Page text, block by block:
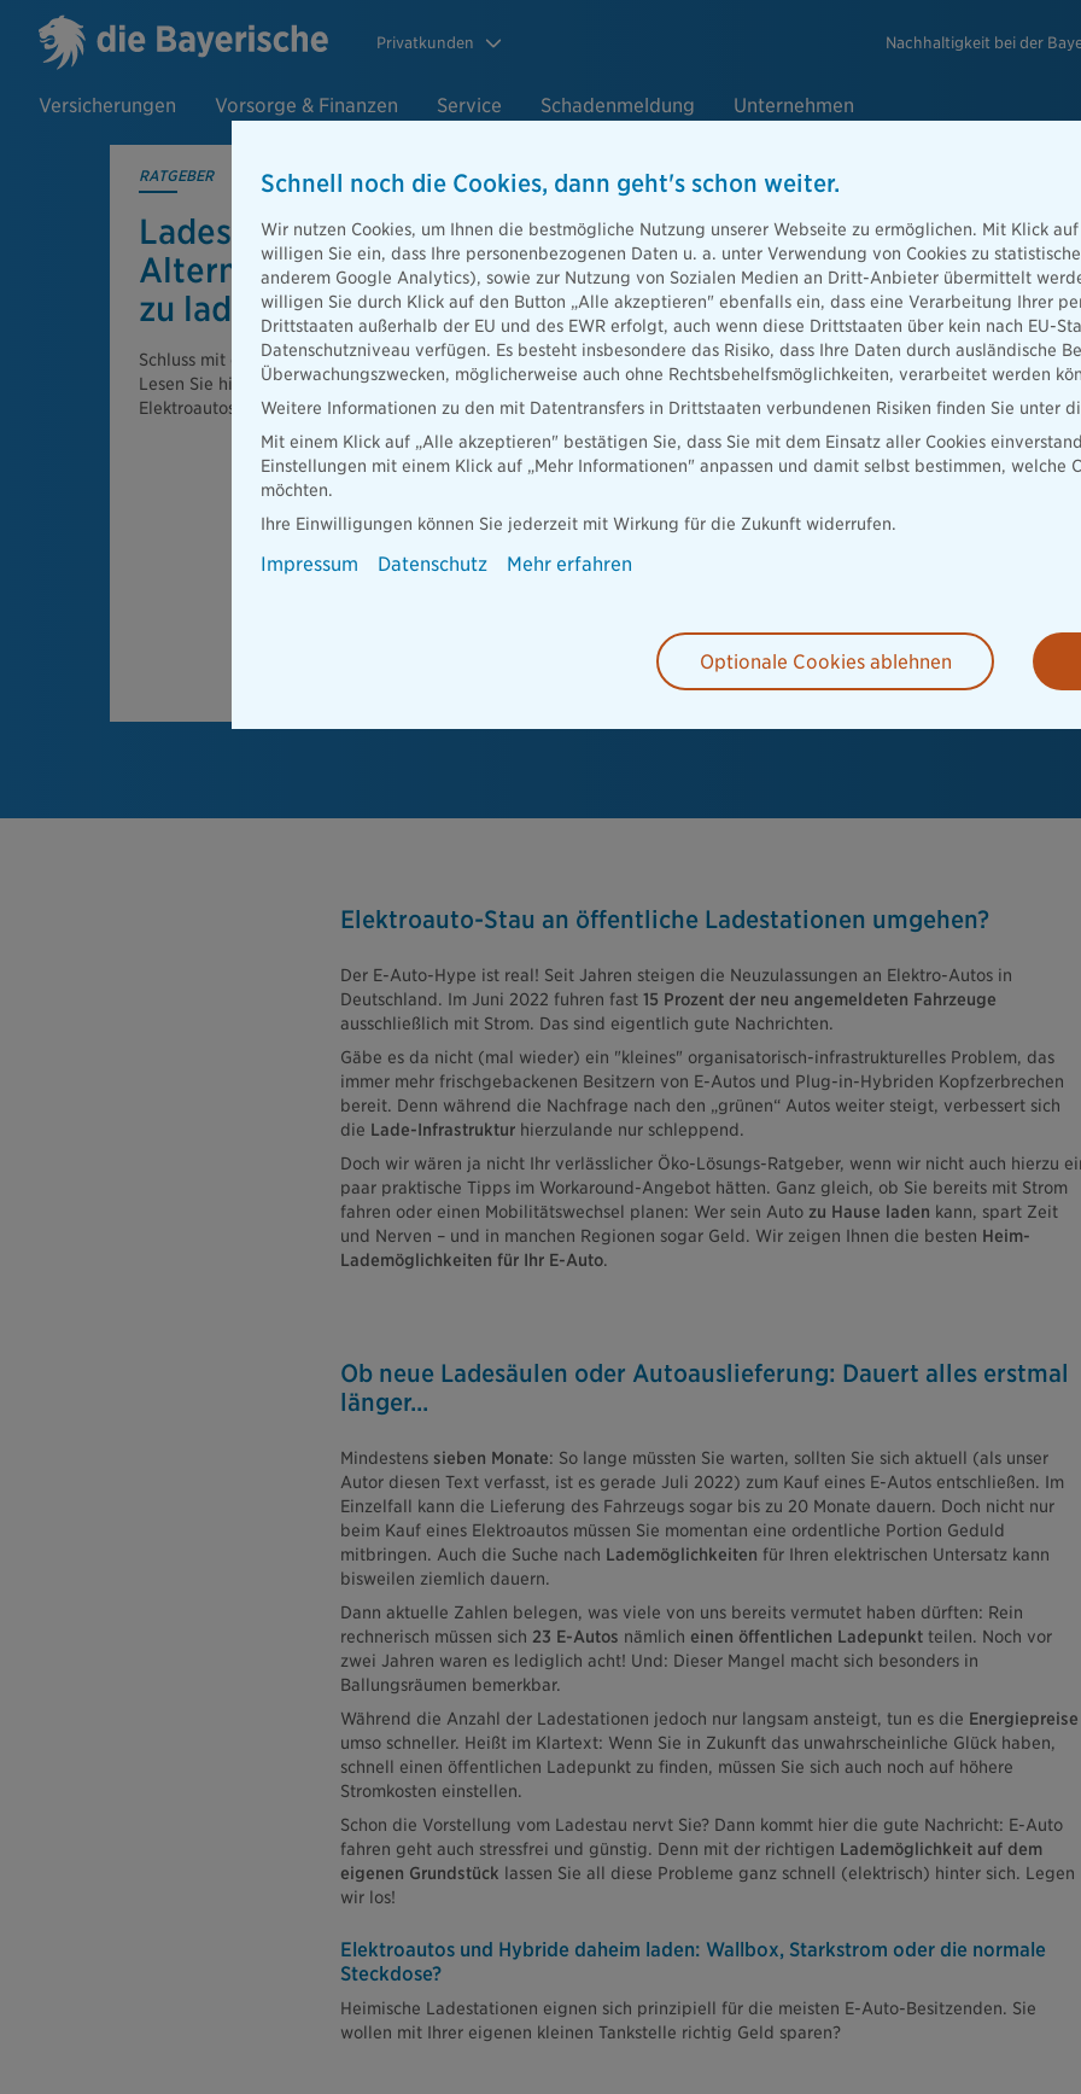
Privatkunden Nachhaltigkeit bei der
Versicherungen Vorsorge & Finanzen Service Schadenmeldung Unternehmen
RATGEBER
Ladestation besetzt?
Alternativen, um Elektroautos
zu laden!
Schluss mit ewigen Wartezeiten an öffentlichen Ladesäulen:
Lesen Sie hier, welche anderen Möglichkeiten es zum Laden des
Elektroautos gibt.
Elektroauto-Stau an öffentliche Ladestationen umgehen?
Der E-Auto-Hype ist real! Seit Jahren steigen die Neuzulassungen an Elektro-Autos in
Deutschland. Im Juni 2022 fuhren fast 15 Prozent der neu angemeldeten Fahrzeuge
ausschließlich mit Strom. Das sind eigentlich gute Nachrichten.
Gäbe es da nicht (mal wieder) ein "kleines" organisatorisch-infrastrukturelles Problem, das
immer mehr frischgebackenen Besitzern von E-Autos und Plug-in-Hybriden Kopfzerbrechen
bereit. Denn während die Nachfrage nach den „grünen“ Autos weiter steigt, verbessert sich
die Lade-Infrastrukturhierzulande nur schleppend.
Doch wir wären ja nicht Ihr verlässlicher Öko-Lösungs-Ratgeber, wenn wir nicht auch hierzu
paar praktische Tipps im Workaround-Angebot hätten. Ganz gleich, ob Sie bereits mit Strom
fahren oder einen Mobilitätswechsel planen: Wer sein Auto zu Hause laden kann, spart Zeit
und Nerven – und in manchen Regionen sogar Geld. Wir zeigen Ihnen die besten Heim-
Lademöglichkeiten für Ihr E-Auto.
Ob neue Ladesäulen oder Autoauslieferung: Dauert alles erstmal
länger...
Mindestens sieben Monate: So lange müssten Sie warten, sollten Sie sich aktuell (als unser
Autor diesen Text verfasst, ist es gerade Juli 2022) zum Kauf eines E-Autos entschließen. Im
Einzelfall kann die Lieferung des Fahrzeugs sogar bis zu 20 Monate dauern. Doch nicht nur
beim Kauf eines Elektroautos müssen Sie momentan eine ordentliche Portion Geduld
mitbringen. Auch die Suche nach Lademöglichkeiten für Ihren elektrischen Untersatz kann
bisweilen ziemlich dauern.
Dann aktuelle Zahlen belegen, was viele von uns bereits vermutet haben dürften: Rein
rechnerisch müssen sich 23 E-Autos nämlich einen öffentlichen Ladepunktteilen. Noch vor
zwei Jahren waren es lediglich acht! Und: Dieser Mangel macht sich besonders in
Ballungsräumen bemerkbar.
Während die Anzahl der Ladestationen jedoch nur langsam ansteigt, tun es die Energiepreise
umso schneller. Heißt im Klartext: Wenn Sie in Zukunft das unwahrscheinliche Glück haben,
schnell einen öffentlichen Ladepunkt zu finden, müssen Sie sich auch noch auf höhere
Stromkosten einstellen.
Schon die Vorstellung vom Ladestau nervt Sie? Dann kommt hier die gute Nachricht: E-Auto
fahren geht auch stressfrei und günstig. Denn mit der richtigen Lademöglichkeit auf dem
eigenen Grundstück lassen Sie all diese Probleme ganz schnell (elektrisch) hinter sich. Legen
wir los!
Elektroautos und Hybride daheim laden: Wallbox, Starkstrom oder die normale
Steckdose?
Heimische Ladestationen eignen sich prinzipiell für die meisten E-Auto-Besitzenden. Sie
wollen mit Ihrer eigenen kleinen Tankstelle richtig Geld sparen?
Schnell noch die Cookies, dann geht's schon weiter.
Wir nutzen Cookies, um Ihnen die bestmögliche Nutzung unserer Webseite zu ermöglichen. Mit Klick
willigen Sie ein, dass Ihre personenbezogenen Daten u. a. unter Verwendung von Cookies zu
anderem Google Analytics), sowie zur Nutzung von Sozialen Medien an Dritt-Anbieter übermittelt
willigen Sie durch Klick auf den Button „Alle akzeptieren" ebenfalls ein, dass eine Verarbeitung Ihrer
Drittstaaten außerhalb der EU und des EWR erfolgt, auch wenn diese Drittstaaten über kein nach EU-
Datenschutzniveau verfügen. Es besteht insbesondere das Risiko, dass Ihre Daten durch ausländische
Überwachungszwecken, möglicherweise auch ohne Rechtsbehelfsmöglichkeiten, verarbeitet werden
Weitere Informationen zu den mit Datentransfers in Drittstaaten verbundenen Risiken finden Sie unter
Mit einem Klick auf „Alle akzeptieren" bestätigen Sie, dass Sie mit dem Einsatz aller Cookies
Einstellungen mit einem Klick auf „Mehr Informationen" anpassen und damit selbst bestimmen, welche
möchten.
Ihre Einwilligungen können Sie jederzeit mit Wirkung für die Zukunft widerrufen.
Impressum Datenschutz Mehr erfahren
Optionale Cookies ablehnen